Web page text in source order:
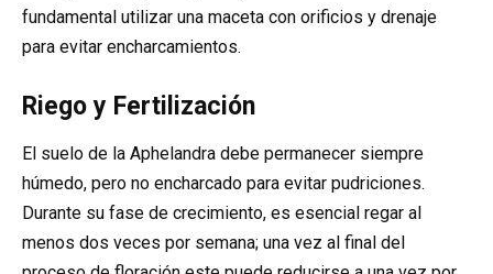
fundamental utilizar una maceta con orificios y drenaje
para evitar encharcamientos.
Riego y Fertilización
El suelo de la Aphelandra debe permanecer siempre
húmedo, pero no encharcado para evitar pudriciones.
Durante su fase de crecimiento, es esencial regar al
menos dos veces por semana; una vez al final del